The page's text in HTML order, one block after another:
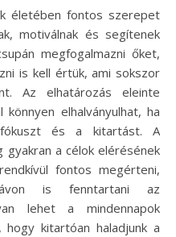
motiválnak és segítenek
megfogalmazni őket,
is kell értük, ami sokszor
Az elhatározás eleinte
elhalványulhat, ha
és a kitartást. A
a célok elérésének
fontos megérteni,
is fenntartani az
lehet a mindennapok
kitartóan haladjunk a